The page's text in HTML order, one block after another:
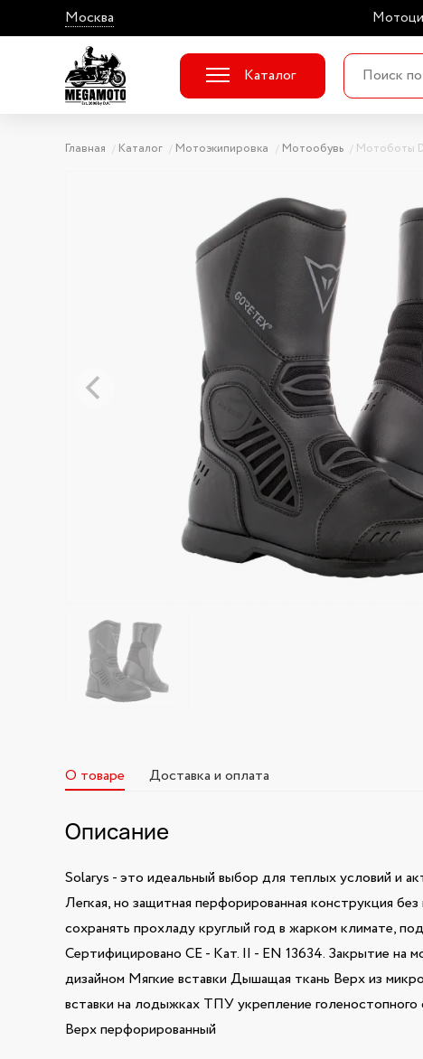
Москва
Каталог
Главная Каталог Мотоэкипировка Мотообувь Мотоботы
О товаре Доставка и оплата
Описание
Solarys - это идеальный выбор для теплых условий и
Легкая, но защитная перфорированная конструкция
сохранять прохладу круглый год в жарком климате,
Сертифицировано CE - Кат. II - EN 13634. Закрытие на
дизайном Мягкие вставки Дышащая ткань Верх из
вставки на лодыжках ТПУ укрепление
Верх перфорированный